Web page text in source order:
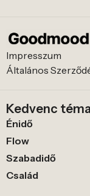
Impresszum
Általános
Kedvenc
Énidő
Flow
Szabadidő
Család